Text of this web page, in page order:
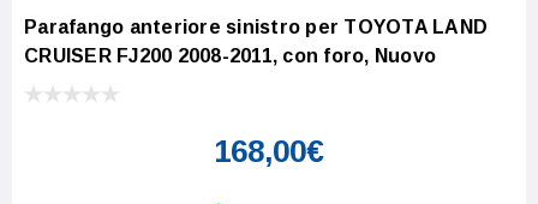
Parafango anteriore sinistro per TOYOTA LAND
CRUISER FJ200 2008-2011, con foro, Nuovo
168,00€